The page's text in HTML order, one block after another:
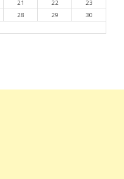
21 22
23
28 29
30